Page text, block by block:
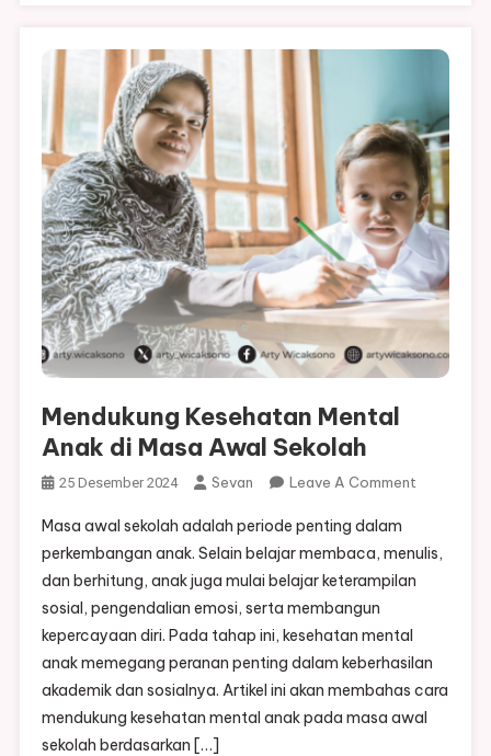
Mendukung Kesehatan Mental
Anak di Masa Awal Sekolah
25 Desember 2024 Sevan Leave A CommentOn
Mental
Anak
Awal
Masa awal sekolah adalah periode penting dalam
perkembangan anak. Selain belajar membaca, menulis,
dan berhitung, anak juga mulai belajar keterampilan
sosial, pengendalian emosi, serta membangun
kepercayaan diri. Pada tahap ini, kesehatan mental
anak memegang peranan penting dalam keberhasilan
akademik dan sosialnya. Artikel ini akan membahas cara
mendukung kesehatan mental anak pada masa awal
sekolah berdasarkan […]